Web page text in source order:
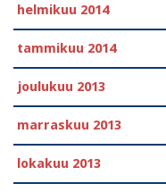
helmikuu 2014
tammikuu 2014
joulukuu 2013
marraskuu 2013
lokakuu 2013